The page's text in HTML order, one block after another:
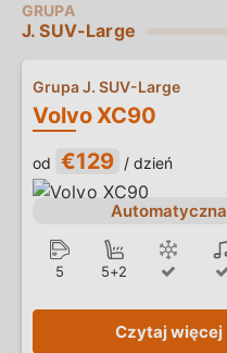
J. SUV-Large
Volvo XC90
Grupa J. SUV-Large
od €129 / dzień
Automatyczna
5 5+2
Czytaj więcej